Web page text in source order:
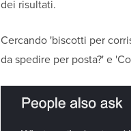
dei risultati.
Cercando 'biscotti per
da spedire per posta?' e